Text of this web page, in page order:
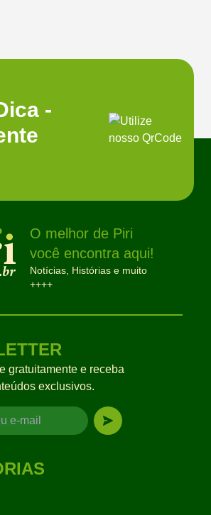
-
O melhor de Piri
você encontra aqui!
Notícias, Histórias e muito
++++
gratuitamente e receba
exclusivos.